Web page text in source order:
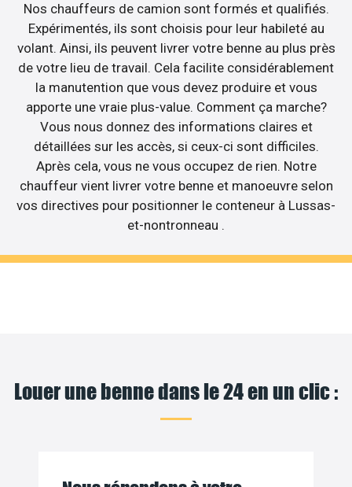
Nos chauffeurs de camion sont formés et qualifiés.
Expérimentés, ils sont choisis pour leur habileté au
volant. Ainsi, ils peuvent livrer votre benne au plus près
de votre lieu de travail. Cela facilite considérablement
la manutention que vous devez produire et vous
apporte une vraie plus-value. Comment ça marche?
Vous nous donnez des informations claires et
détaillées sur les accès, si ceux-ci sont difficiles.
Après cela, vous ne vous occupez de rien. Notre
chauffeur vient livrer votre benne et manoeuvre selon
vos directives pour positionner le conteneur à Lussas-
et-nontronneau .
Louer une benne dans le 24 en un clic :